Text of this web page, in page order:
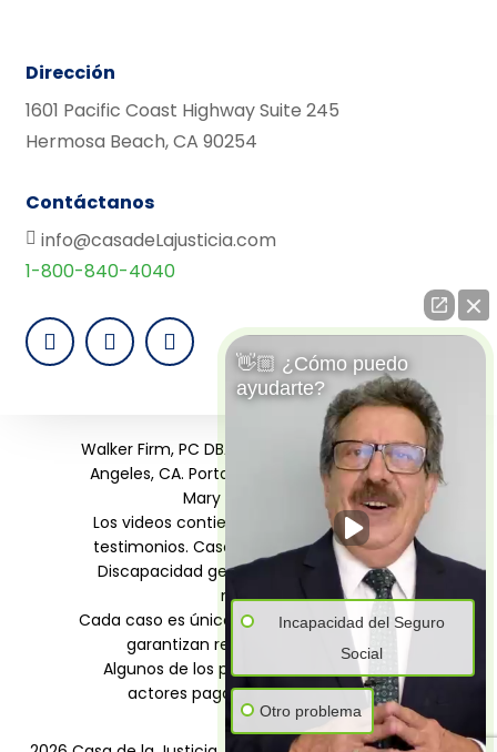
Dirección
1601 Pacific Coast Highway Suite 245
Hermosa Beach, CA 90254
Contáctanos
info@casadeLajusticia.com
1-800-840-4040
Walker Firm, PC DBA Casa de la Justicia, Los
Angeles, CA. Portavoces: Humberto Luna,
Mary Ann Walker.
Los videos contienen dramatizaciones y
testimonios. Casos de Seguro Social por
Discapacidad generalmente tardan 6+
meses.
Cada caso es único. Resultados pasados no
garantizan resultados similares.
Algunos de los personajes podrían ser
actores pagados o empleados.
👋🏼 ¿Cómo puedo
ayudarte?
Incapacidad del Seguro
Social
Otro problema